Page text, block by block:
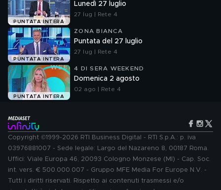
PUNTATA INTERA
Lunedì 27 luglio
27 lug | Rete 4
PUNTATA INTERA
ZONA BIANCA
Puntata del 27 luglio
27 lug | Rete 4
PUNTATA INTERA
4 DI SERA WEEKEND
Domenica 2 agosto
02 ago | Rete 4
Copyright ©1999-2026 RTI Business Digital - RTI S.p.A.: p. iva
03976881007 - Sede legale: Largo del Nazareno 8, 00187 Roma.
Uffici: Viale Europa 46, 20093 Cologno Monzese (MI) - Cap. Soc.
int. vers. € 500.000.007 - Gruppo MFE Media For Europe N.V. -
Tutti i diritti riservati. Rispetto ai contenuti trasmessi e/o